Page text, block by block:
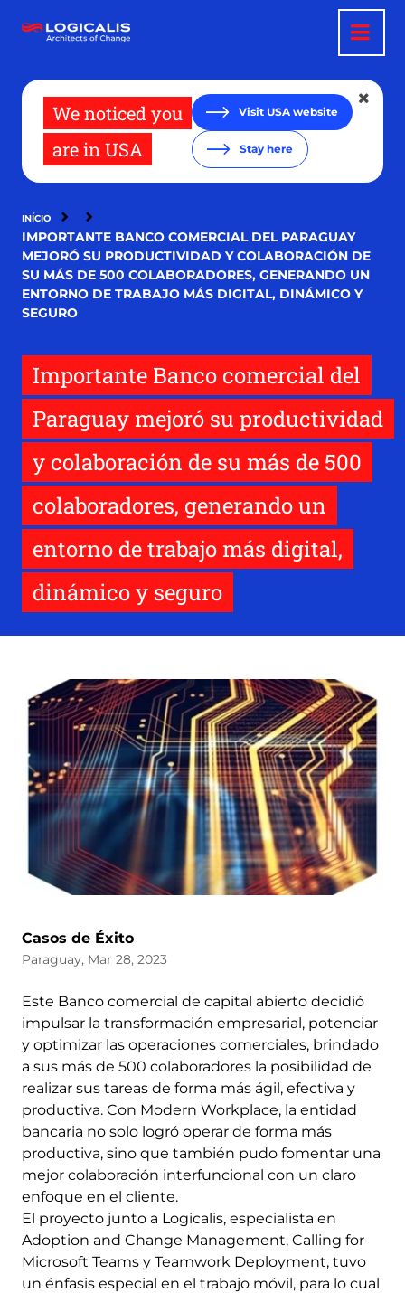
para
We noticed you
are in USA
Visit USA website
Stay here
INÍCIO
IMPORTANTE BANCO COMERCIAL DEL PARAGUAY
MEJORÓ SU PRODUCTIVIDAD Y COLABORACIÓN DE
SU MÁS DE 500 COLABORADORES, GENERANDO UN
ENTORNO DE TRABAJO MÁS DIGITAL, DINÁMICO Y
SEGURO
Importante Banco comercial del
Paraguay mejoró su productividad
y colaboración de su más de 500
colaboradores, generando un
entorno de trabajo más digital,
dinámico y seguro
Casos de Éxito
Paraguay, Mar 28, 2023
Este Banco comercial de capital abierto decidió
impulsar la transformación empresarial, potenciar
y optimizar las operaciones comerciales, brindado
a sus más de 500 colaboradores la posibilidad de
realizar sus tareas de forma más ágil, efectiva y
productiva. Con Modern Workplace, la entidad
bancaria no solo logró operar de forma más
productiva, sino que también pudo fomentar una
mejor colaboración interfuncional con un claro
enfoque en el cliente.
El proyecto junto a Logicalis, especialista en
Adoption and Change Management, Calling for
Microsoft Teams y Teamwork Deployment, tuvo
un énfasis especial en el trabajo móvil, para lo cual